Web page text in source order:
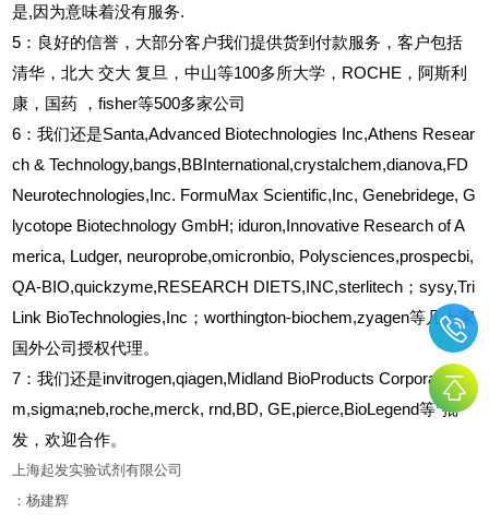
是,因为意味着没有服务.
5 ：良好的信誉，大部分客户我们提供货到付款服务，客户包括
清华，北大 交大 复旦，中山等100多所大学，ROCHE，阿斯利
康，国药
，fisher等500多家公司
6 ：我们还是Santa,Advanced Biotechnologies Inc,Athens Resear
ch & Technology,bangs,BBInternational,crystalchem,dianova,FD
Neurotechnologies,Inc. FormuMax Scientific,Inc, Genebridege, G
lycotope Biotechnology GmbH; iduron,Innovative Research of A
merica, Ludger, neuroprobe,omicronbio, Polysciences,prospecbi,
QA-BIO,quickzyme,RESEARCH DIETS,INC,sterlitech；sysy,Tri
Link BioTechnologies,Inc；worthington-biochem,zyagen等几十家
国外公司授权代理。
7：我们还是invitrogen,qiagen,Midland BioProducts Corporationa
m,sigma;neb,roche,merck, rnd,BD, GE,pierce,BioLegend等*批
发，欢迎合作。
上海起发实验试剂有限公司
：杨建辉